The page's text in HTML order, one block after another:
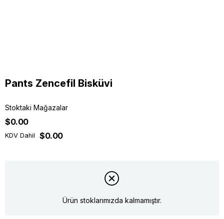
Pants Zencefil Bisküvi
Stoktaki Mağazalar
$0.00
KDV Dahil $0.00
Ürün stoklarımızda kalmamıştır.